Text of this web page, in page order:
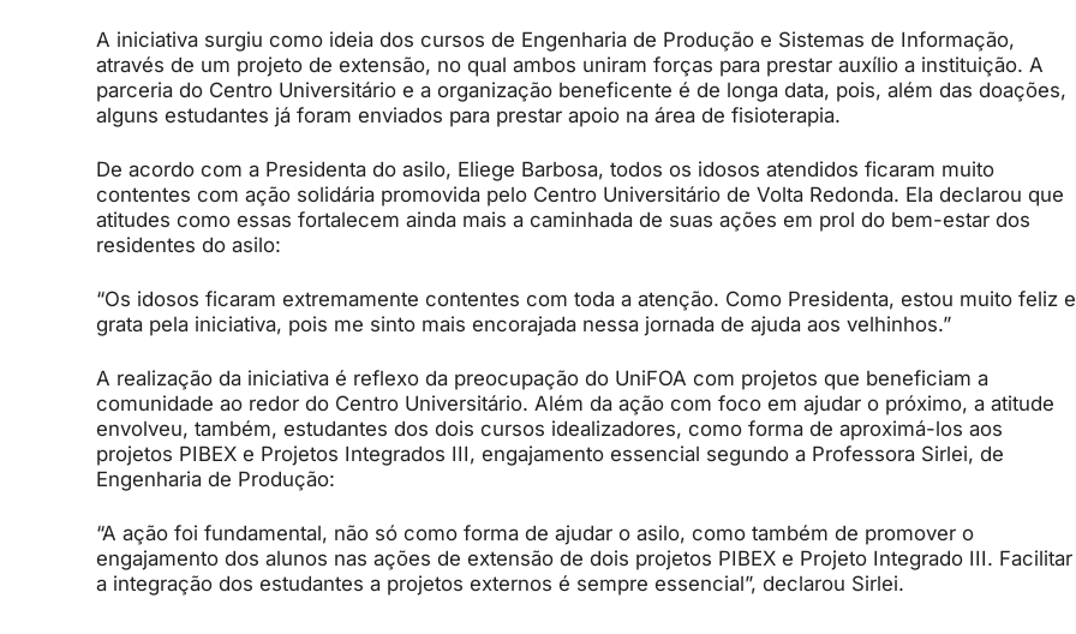
A iniciativa surgiu como ideia dos cursos de Engenharia de Produção e Sistemas de Informação,
através de um projeto de extensão, no qual ambos uniram forças para prestar auxílio a instituição. A
parceria do Centro Universitário e a organização beneficente é de longa data, pois, além das doações,
alguns estudantes já foram enviados para prestar apoio na área de fisioterapia.
De acordo com a Presidenta do asilo, Eliege Barbosa, todos os idosos atendidos ficaram muito
contentes com ação solidária promovida pelo Centro Universitário de Volta Redonda. Ela declarou que
atitudes como essas fortalecem ainda mais a caminhada de suas ações em prol do bem-estar dos
residentes do asilo:
“Os idosos ficaram extremamente contentes com toda a atenção. Como Presidenta, estou muito feliz e
grata pela iniciativa, pois me sinto mais encorajada nessa jornada de ajuda aos velhinhos.”
A realização da iniciativa é reflexo da preocupação do UniFOA com projetos que beneficiam a
comunidade ao redor do Centro Universitário. Além da ação com foco em ajudar o próximo, a atitude
envolveu, também, estudantes dos dois cursos idealizadores, como forma de aproximá-los aos
projetos PIBEX e Projetos Integrados III, engajamento essencial segundo a Professora Sirlei, de
Engenharia de Produção:
“A ação foi fundamental, não só como forma de ajudar o asilo, como também de promover o
engajamento dos alunos nas ações de extensão de dois projetos PIBEX e Projeto Integrado III. Facilitar
a integração dos estudantes a projetos externos é sempre essencial”, declarou Sirlei.